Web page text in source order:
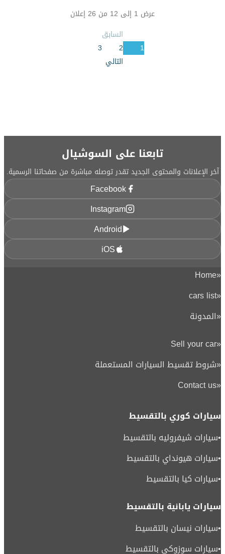
عرض 1 إلى 12 من 26 إعلان
السابق
1
2
3
التالي
تابعنا على السوشيال
آخر الإعلانات والمحتوى الجديد تقدر توصله مباشرة من صفحاتنا الرسمية.
Facebook
Instagram
Android
iOS
«
Home
«
cars list
«المدونة
«
Sell your car
«شروط تقسيط السيارات المستعملة
«
Contact us
سيارات كوري بالتقسيط
•سيارات شيفروليه بالتقسيط
•سيارات هيونداي بالتقسيط
•سيارات كيا بالتقسيط
سيارات يابانية بالتقسيط
•سيارات نيسان بالتقسيط
•سيارات سوزوكي بالتقسيط